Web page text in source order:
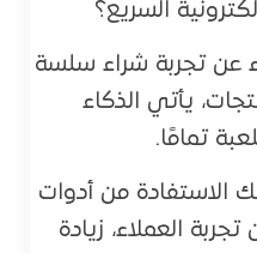
السريع؟
عن تجربة شراء سلسة
يأتي الذكاء
تمامًا.
الاستفادة من أدوات
العملاء، زيادة